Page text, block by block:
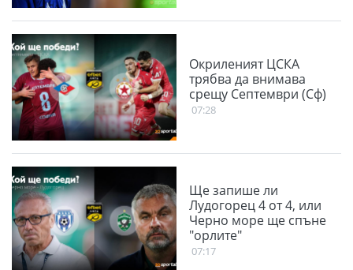
Окриленият ЦСКА
трябва да внимава
срещу Септември (Сф)
07:28
Ще запише ли
Лудогорец 4 от 4, или
Черно море ще спъне
"орлите"
07:17